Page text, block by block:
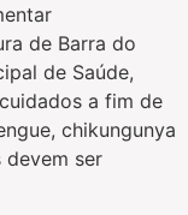
de Barra do
de Saúde,
a fim de
chikungunya
devem ser